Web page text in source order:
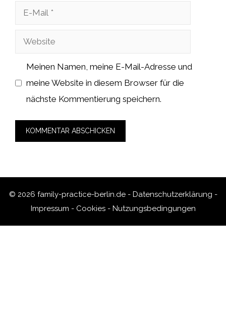
Website
Meinen Namen, meine E-Mail-Adresse und
meine Website in diesem Browser für die
nächste Kommentierung speichern.
© 2026 family-practice-berlin.de - Datenschutzerklärung -
Impressum - Cookies- Nutzungsbedingungen